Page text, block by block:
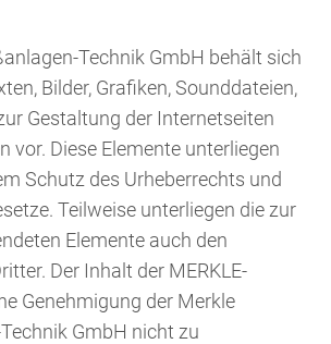
Technik GmbH behält sich
Bilder, Grafiken, Sounddateien,
Gestaltung der Internetseiten
vor. Diese Elemente unterliegen
Schutz des Urheberrechts und
Teilweise unterliegen die zur
Elemente auch den
Der Inhalt der MERKLE-
Genehmigung der Merkle
GmbH nicht zu